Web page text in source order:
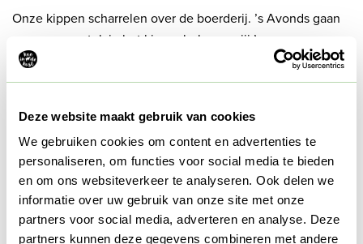
Deze website maakt gebruik van cookies
We gebruiken cookies om content en advertenties te
personaliseren, om functies voor social media te bieden
en om ons websiteverkeer te analyseren. Ook delen we
informatie over uw gebruik van onze site met onze
partners voor social media, adverteren en analyse. Deze
partners kunnen deze gegevens combineren met andere
Onze kippen scharrelen over de boerderij. ’s Avonds gaan
ze graag op stok in het kippenhok, waar jij ’s morgens
eieren kan rapen voor bij het ontbijt. Maar kijk niet verbaast
op als je ook op andere plekken eieren vindt.
Handig om te weten.
Melk, eieren en groente delen we graag gratis met onze